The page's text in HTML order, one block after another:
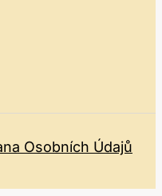
Osobních Údajů